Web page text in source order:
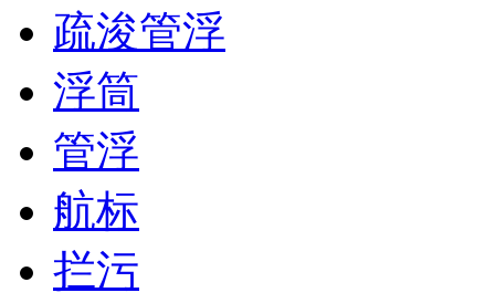
疏浚管浮
浮筒
管浮
航标
拦污